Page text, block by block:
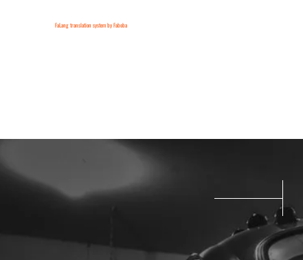
FaLang translation system by Faboba